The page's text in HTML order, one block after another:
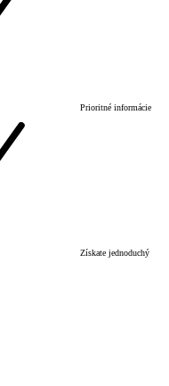
Prioritné informácie
Získate jednoduchý